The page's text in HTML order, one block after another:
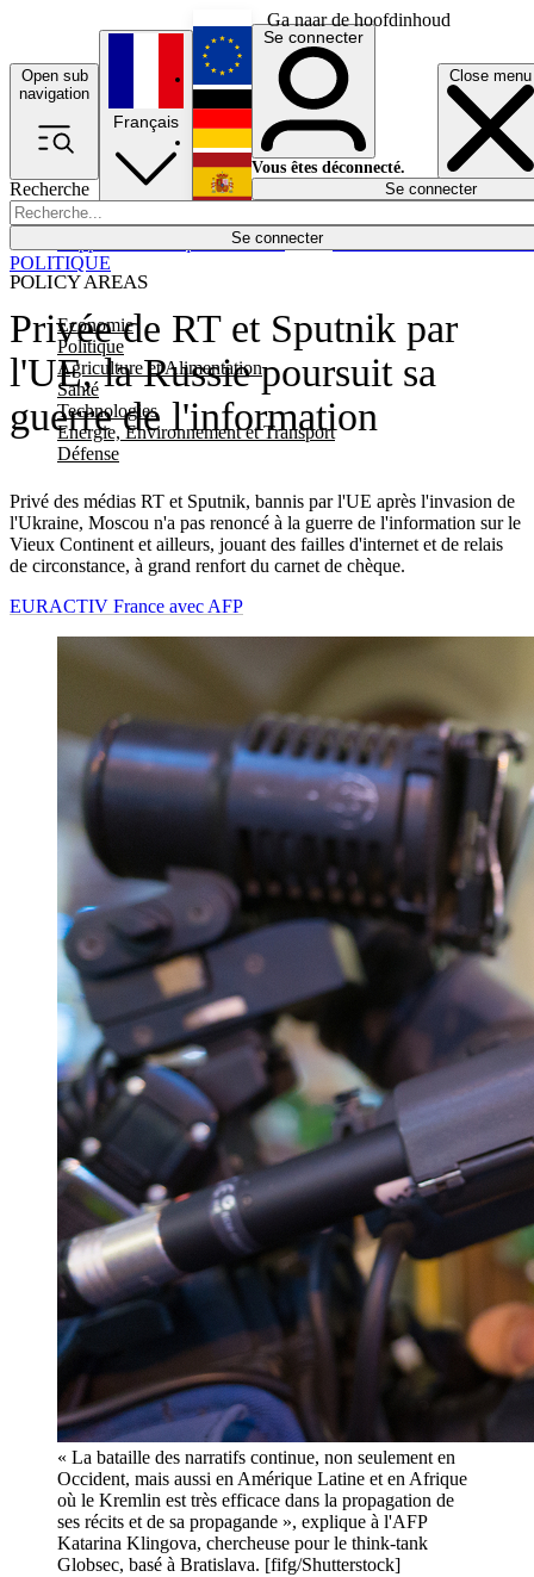
Ga naar de hoofdinhoud
Open sub
navigation
Close menu
Recherche
Se connecter
POLICY AREAS
Economie
Politique
Agriculture et Alimentation
Santé
Technologies
Energie, Environnement et Transport
Défense
Économie
Français
English
Deutsch
Español
Se connecter
Vous êtes déconnecté.
Se connecter
Privée de RT et Sputnik par
l'UE, la Russie poursuit sa
guerre de l'information
Privé des médias RT et Sputnik, bannis par l'UE après l'invasion de
l'Ukraine, Moscou n'a pas renoncé à la guerre de l'information sur le
Vieux Continent et ailleurs, jouant des failles d'internet et de relais
de circonstance, à grand renfort du carnet de chèque.
POLITIQUE
EURACTIV France avec AFP
« La bataille des narratifs continue, non seulement en
Occident, mais aussi en Amérique Latine et en Afrique
où le Kremlin est très efficace dans la propagation de
ses récits et de sa propagande », explique à l'AFP
Katarina Klingova, chercheuse pour le think-tank
Globsec, basé à Bratislava. [fifg/Shutterstock]